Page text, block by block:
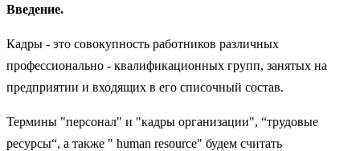
Введение.
Кадры - это совокупность работников различных
профессионально - квалификационных групп, занятых на
предприятии и входящих в его списочный состав.
Термины "персонал" и "кадры организации", “трудовые
ресурсы“, а также " human resource" будем считать